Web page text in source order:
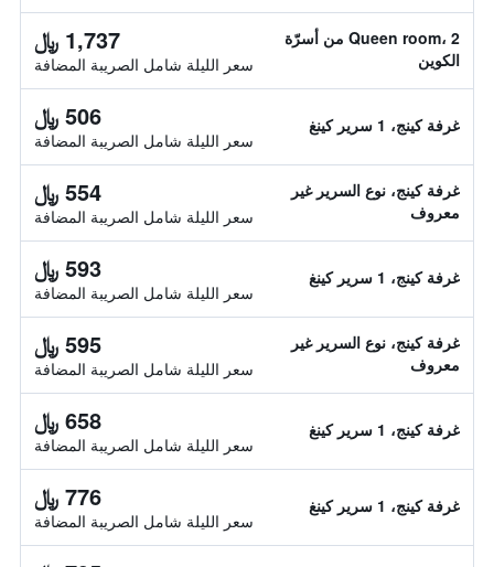
Queen room، 2 من أسرّة
الكوين
1,737 ﷼
سعر الليلة شامل الصريبة المضافة
غرفة كينج، 1 سرير كينغ 506 ﷼
سعر الليلة شامل الصريبة المضافة
غرفة كينج، نوع السرير غير
معروف
554 ﷼
سعر الليلة شامل الصريبة المضافة
غرفة كينج، 1 سرير كينغ 593 ﷼
سعر الليلة شامل الصريبة المضافة
غرفة كينج، نوع السرير غير
معروف
595 ﷼
سعر الليلة شامل الصريبة المضافة
غرفة كينج، 1 سرير كينغ 658 ﷼
سعر الليلة شامل الصريبة المضافة
غرفة كينج، 1 سرير كينغ 776 ﷼
سعر الليلة شامل الصريبة المضافة